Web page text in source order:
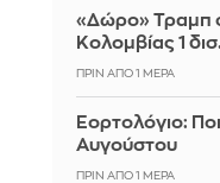
«Δώρο» Τραμπ
Κολομβίας 1
ΠΡΙΝ ΑΠΌ 1 ΜΈΡΑ
Εορτολόγιο:
Αυγούστου
ΠΡΙΝ ΑΠΌ 1 ΜΈΡΑ